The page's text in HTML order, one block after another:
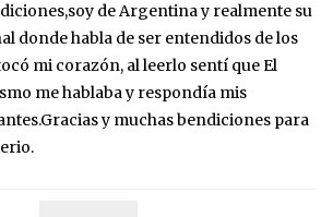
de Argentina y realmente su
donde habla de ser entendidos de los
mi corazón, al leerlo sentí que El
me hablaba y respondía mis
y muchas bendiciones para